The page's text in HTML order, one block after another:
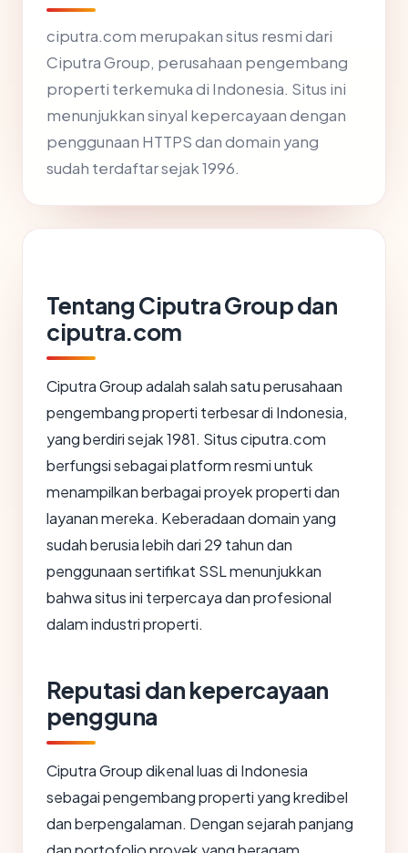
ciputra.com merupakan situs resmi dari
Ciputra Group, perusahaan pengembang
properti terkemuka di Indonesia. Situs ini
menunjukkan sinyal kepercayaan dengan
penggunaan HTTPS dan domain yang
sudah terdaftar sejak 1996.
Tentang Ciputra Group dan
ciputra.com
Ciputra Group adalah salah satu perusahaan
pengembang properti terbesar di Indonesia,
yang berdiri sejak 1981. Situs ciputra.com
berfungsi sebagai platform resmi untuk
menampilkan berbagai proyek properti dan
layanan mereka. Keberadaan domain yang
sudah berusia lebih dari 29 tahun dan
penggunaan sertifikat SSL menunjukkan
bahwa situs ini terpercaya dan profesional
dalam industri properti.
Reputasi dan kepercayaan
pengguna
Ciputra Group dikenal luas di Indonesia
sebagai pengembang properti yang kredibel
dan berpengalaman. Dengan sejarah panjang